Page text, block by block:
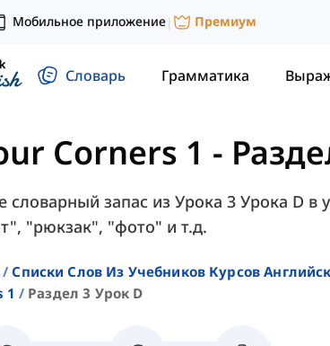
Мобильное приложение| Премиум
Словарь Грамматика
Corners 1 -
словарный запас из Урока 3 Урока D в
"рюкзак", "фото" и т.д.
Списки Слов Из Учебников Курсов
1
Раздел 3 Урок D